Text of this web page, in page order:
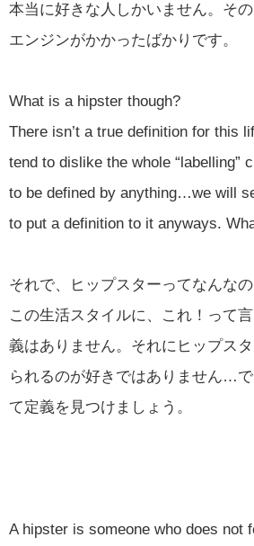
本当に好きな人しかいません。そ
エンジンがかかったばかりです。
What is a hipster though?
There isn’t a true definition for this
tend to dislike the whole “labelling”
to be defined by anything…we will
to put a definition to it anyways.
それで、ヒップスターってなんなの
この生活スタイルに、これ！って
義はありません。それにヒップス
られるのが好きではありません…
て定義を見つけましょう。
A hipster is someone who does not